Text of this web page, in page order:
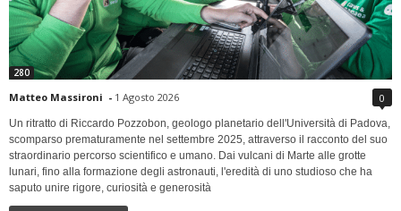
280
Matteo Massironi - 1 Agosto 2026 0
Un ritratto di Riccardo Pozzobon, geologo planetario dell'Università di Padova,
scomparso prematuramente nel settembre 2025, attraverso il racconto del suo
straordinario percorso scientifico e umano. Dai vulcani di Marte alle grotte
lunari, fino alla formazione degli astronauti, l'eredità di uno studioso che ha
saputo unire rigore, curiosità e generosità